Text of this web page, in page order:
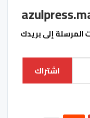
المرسلة إلى بريدك
اشتراك